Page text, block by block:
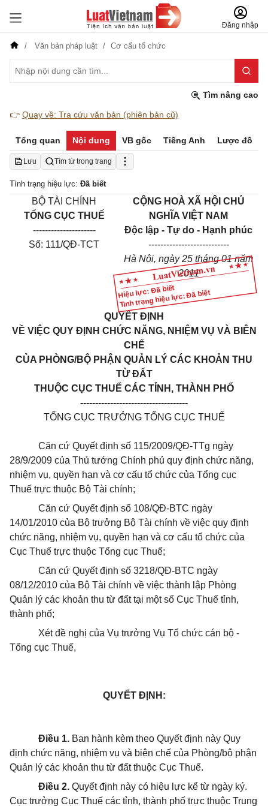
Đăng nhập
Văn bản pháp luật Cơ cấu tổ chức
Tìm nâng cao
👉 Quay về: Tra cứu văn bản (phiên bản cũ)
Tổng quan Nội dung VB gốc Tiếng Anh Lược đồ
Lưu Tìm từ trong trang
Tình trạng hiệu lực: Đã biết
Hiệu lực: Đã biết
Tình trạng hiệu lực: Đã biết
BỘ TÀI CHÍNH
TỔNG CỤC THUẾ
---------------------
Số: 111/QĐ-TCT
CỘNG HOÀ XÃ HỘI CHỦ
NGHĨA VIỆT NAM
Độc lập - Tự do - Hạnh phúc
---------------------------
Hà Nội, ngày 25 tháng 01 năm
2011
QUYẾT ĐỊNH
VỀ VIỆC QUY ĐỊNH CHỨC NĂNG, NHIỆM VỤ VÀ BIÊN
CHẾ
CỦA PHÒNG/BỘ PHẬN QUẢN LÝ CÁC KHOẢN THU
TỪ ĐẤT
THUỘC CỤC THUẾ CÁC TỈNH, THÀNH PHỐ
------------------------------------
TỔNG CỤC TRƯỞNG TỔNG CỤC THUẾ
Căn cứ Quyết định số 115/2009/QĐ-TTg ngày
28/9/2009 của Thủ tướng Chính phủ quy định chức năng,
nhiệm vụ, quyền hạn và cơ cấu tổ chức của Tổng cục
Thuế trực thuộc Bộ Tài chính;
Căn cứ Quyết định số 108/QĐ-BTC ngày
14/01/2010 của Bộ trưởng Bộ Tài chính về việc quy định
chức năng, nhiệm vụ, quyền hạn và cơ cấu tổ chức của
Cục Thuế trực thuộc Tổng cục Thuế;
Căn cứ Quyết định số 3218/QĐ-BTC ngày
08/12/2010 của Bộ Tài chính về việc thành lập Phòng
Quản lý các khoản thu từ đất tại một số Cục Thuế tỉnh,
thành phố;
Xét đề nghị của Vụ trưởng Vụ Tổ chức cán bộ -
Tổng cục Thuế,
QUYẾT ĐỊNH:
Điều 1. Ban hành kèm theo Quyết định này Quy
định chức năng, nhiệm vụ và biên chế của Phòng/bộ phận
Quản lý các khoản thu từ đất thuộc Cục Thuế.
Điều 2. Quyết định này có hiệu lực kể từ ngày ký.
Cục trưởng Cục Thuế các tỉnh, thành phố trực thuộc Trung